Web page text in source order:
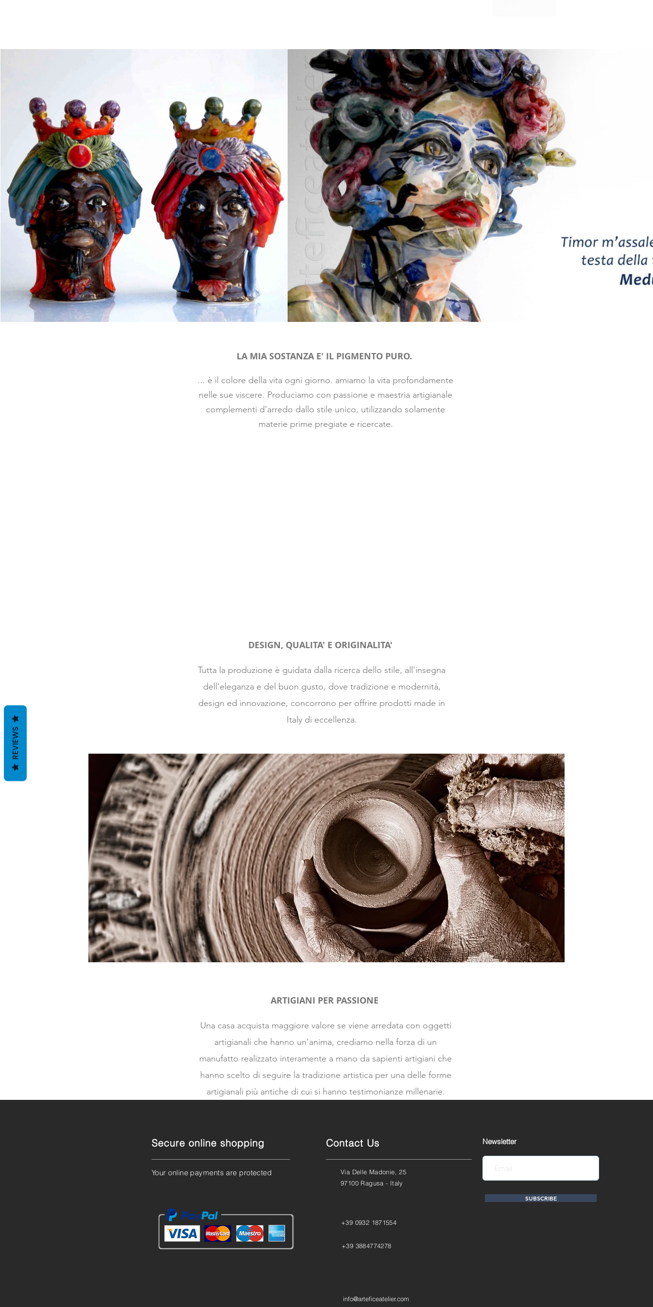
LA MIA SOSTANZA E' IL PIGMENTO PURO.
... è il colore della vita ogni giorno. amiamo la vita profondamente
nelle sue viscere. Produciamo con passione e maestria artigianale
complementi d'arredo dallo stile unico, utilizzando solamente
materie prime pregiate e ricercate.
DESIGN, QUALITA' E ORIGINALITA'
Tutta la produzione è guidata dalla ricerca dello stile, all'insegna
dell'eleganza e del buon gusto, dove tradizione e modernità,
design ed innovazione, concorrono per offrire prodotti made in
Italy di eccellenza.
ARTIGIANI PER PASSIONE
Una casa acquista maggiore valore se viene arredata con oggetti
artigianali che hanno un'anima, crediamo nella forza di un
manufatto realizzato interamente a mano da sapienti artigiani che
hanno scelto di seguire la tradizione artistica per una delle forme
artigianali più antiche di cui si hanno testimonianze millenarie.
Secure online shopping
Your online payments are protected
Newsletter
SUBSCRIBE
Contact Us
Via Delle Madonie, 25
97100 Ragusa - Italy
+39 0932 1871554
+39 3884774278
info@arteficeatelier.com
REVIEWS